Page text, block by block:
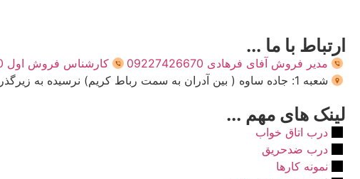
ارتباط با ما ...
مدیر فروش آفای فرهادی 09227426670 کارشناس فروش اول 09207426670
شعبه 1: جاده ساوه ( بین آدران به سمت رباط کریم) نرسیده به زیرگذر نصیر شهر روبروی پمپ بنزین محمد
لینک های مهم ...
درب اتاق خواب
درب ضدحریق
نمونه کارها